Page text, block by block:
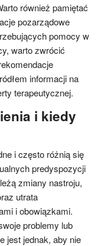
również pamiętać
pozarządowe
pomocy w
warto zwrócić
informacji na
terapeutycznej.
i kiedy
i często różnią się
predyspozycji
zmiany nastroju,
utrata
i obowiązkami.
problemy lub
jest jednak, aby nie